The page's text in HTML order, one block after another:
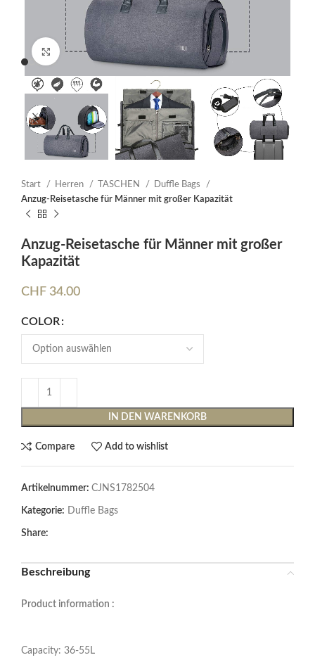
Click to enlarge
Start Herren TASCHEN
Duffle Bags
Anzug-Reisetasche für Männer mit großer Kapazität
Anzug-Reisetasche für Männer mit großer
Kapazität
CHF 34.00
COLOR
IN DEN WARENKORB
Compare Add to wishlist
Artikelnummer: CJNS1782504
Kategorie: Duffle Bags
Share:
Beschreibung
Product information :
Capacity: 36-55L